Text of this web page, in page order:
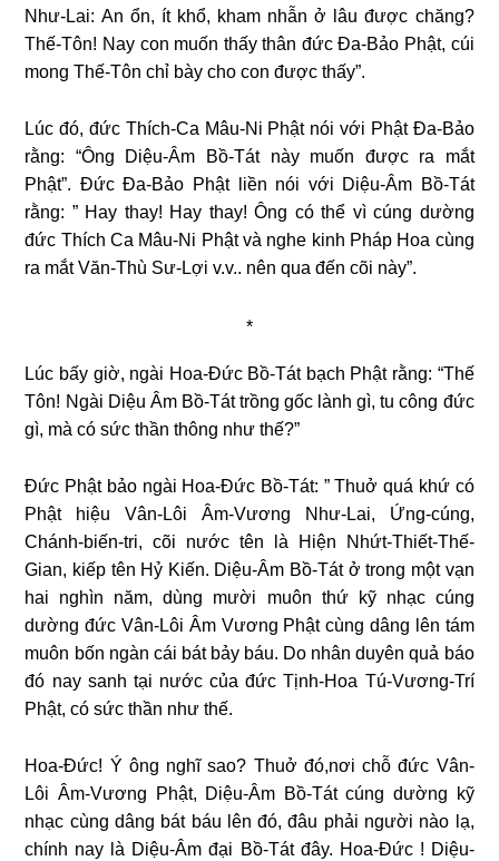
Như-Lai: An ổn, ít khổ, kham nhẫn ở lâu được chăng?
Thế-Tôn! Nay con muốn thấy thân đức Đa-Bảo Phật, cúi
mong Thế-Tôn chỉ bày cho con được thấy”.
Lúc đó, đức Thích-Ca Mâu-Ni Phật nói với Phật Đa-Bảo
rằng: “Ông Diệu-Âm Bồ-Tát này muốn được ra mắt
Phật”. Đức Đa-Bảo Phật liền nói với Diệu-Âm Bồ-Tát
rằng: ” Hay thay! Hay thay! Ông có thể vì cúng dường
đức Thích Ca Mâu-Ni Phật và nghe kinh Pháp Hoa cùng
ra mắt Văn-Thù Sư-Lợi v.v.. nên qua đến cõi này”.
*
Lúc bấy giờ, ngài Hoa-Đức Bồ-Tát bạch Phật rằng: “Thế
Tôn! Ngài Diệu Âm Bồ-Tát trồng gốc lành gì, tu công đức
gì, mà có sức thần thông như thế?”
Đức Phật bảo ngài Hoa-Đức Bồ-Tát: ” Thuở quá khứ có
Phật hiệu Vân-Lôi Âm-Vương Như-Lai, Ứng-cúng,
Chánh-biến-tri, cõi nước tên là Hiện Nhứt-Thiết-Thế-
Gian, kiếp tên Hỷ Kiến. Diệu-Âm Bồ-Tát ở trong một vạn
hai nghìn năm, dùng mười muôn thứ kỹ nhạc cúng
dường đức Vân-Lôi Âm Vương Phật cùng dâng lên tám
muôn bốn ngàn cái bát bảy báu. Do nhân duyên quả báo
đó nay sanh tại nước của đức Tịnh-Hoa Tú-Vương-Trí
Phật, có sức thần như thế.
Hoa-Đức! Ý ông nghĩ sao? Thuở đó,nơi chỗ đức Vân-
Lôi Âm-Vương Phật, Diệu-Âm Bồ-Tát cúng dường kỹ
nhạc cùng dâng bát báu lên đó, đâu phải người nào lạ,
chính nay là Diệu-Âm đại Bồ-Tát đây. Hoa-Đức ! Diệu-